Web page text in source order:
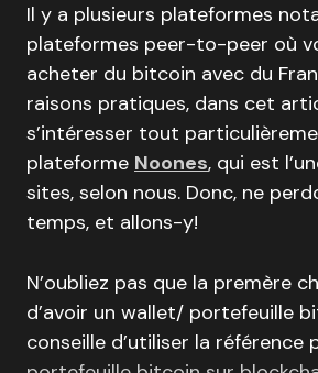
Il y a plusieurs plateformes
plateformes peer-to-peer où
acheter du bitcoin avec du
raisons pratiques, dans cet
s’intéresser tout
plateforme Noones, qui est
sites, selon nous. Donc, ne
temps, et allons-y!
N’oubliez pas que la premère
d’avoir un wallet/ portefeuille
conseille d’utiliser la référence